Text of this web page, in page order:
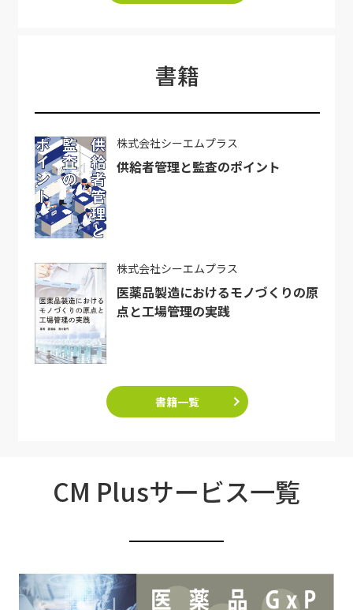
書籍
株式会社シーエムプラス
供給者管理と監査のポイント
株式会社シーエムプラス
医薬品製造におけるモノづくりの原
点と工場管理の実践
書籍一覧
CM Plusサービス一覧